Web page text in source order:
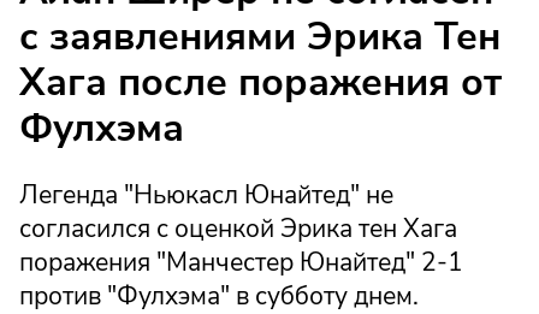
с заявлениями Эрика Тен
Хага после поражения от
Фулхэма
Легенда "Ньюкасл Юнайтед" не
согласился с оценкой Эрика тен Хага
поражения "Манчестер Юнайтед" 2-1
против "Фулхэма" в субботу днем.